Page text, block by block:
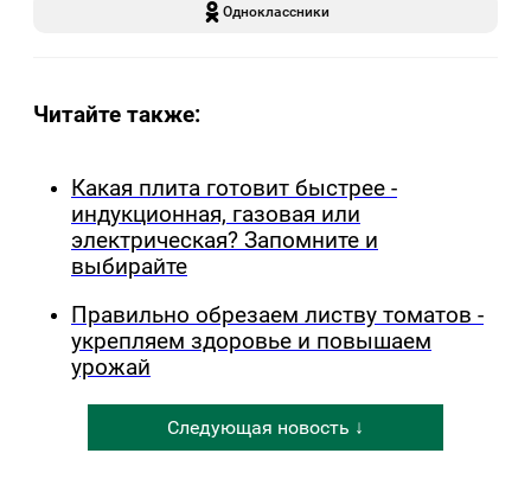
Одноклассники
Читайте также:
Какая плита готовит быстрее -
индукционная, газовая или
электрическая? Запомните и
выбирайте
Правильно обрезаем листву томатов -
укрепляем здоровье и повышаем
урожай
Следующая новость ↓